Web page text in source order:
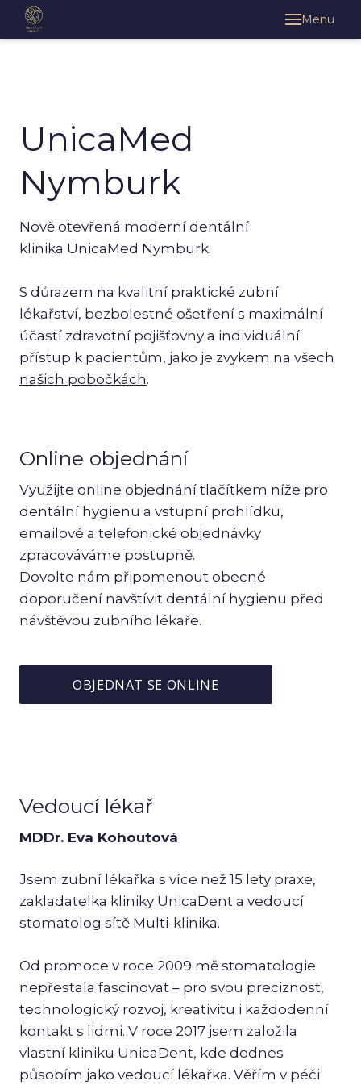
Menu
O
UnicaMed
Nymburk
Nově otevřená moderní dentální
klinika UnicaMed Nymburk.
S důrazem na kvalitní praktické zubní
lékařství, bezbolestné ošetření s maximální
účastí zdravotní pojišťovny a individuální
přístup k pacientům, jako je zvykem na všech
našich pobočkách.
Online objednání
Využijte online objednání tlačítkem níže pro
dentální hygienu a vstupní prohlídku,
emailové a telefonické objednávky
zpracováváme postupně.
Dovolte nám připomenout obecné
doporučení navštívit dentální hygienu před
návštěvou zubního lékaře.
OBJEDNAT SE ONLINE
Vedoucí lékař
MDDr. Eva Kohoutová
Jsem zubní lékařka s více než 15 lety praxe,
zakladatelka kliniky UnicaDent a vedoucí
stomatolog sítě Multi-klinika.
Od promoce v roce 2009 mě stomatologie
nepřestala fascinovat – pro svou preciznost,
technologický rozvoj, kreativitu i každodenní
kontakt s lidmi. V roce 2017 jsem založila
vlastní kliniku UnicaDent, kde dodnes
působím jako vedoucí lékařka. Věřím v péči